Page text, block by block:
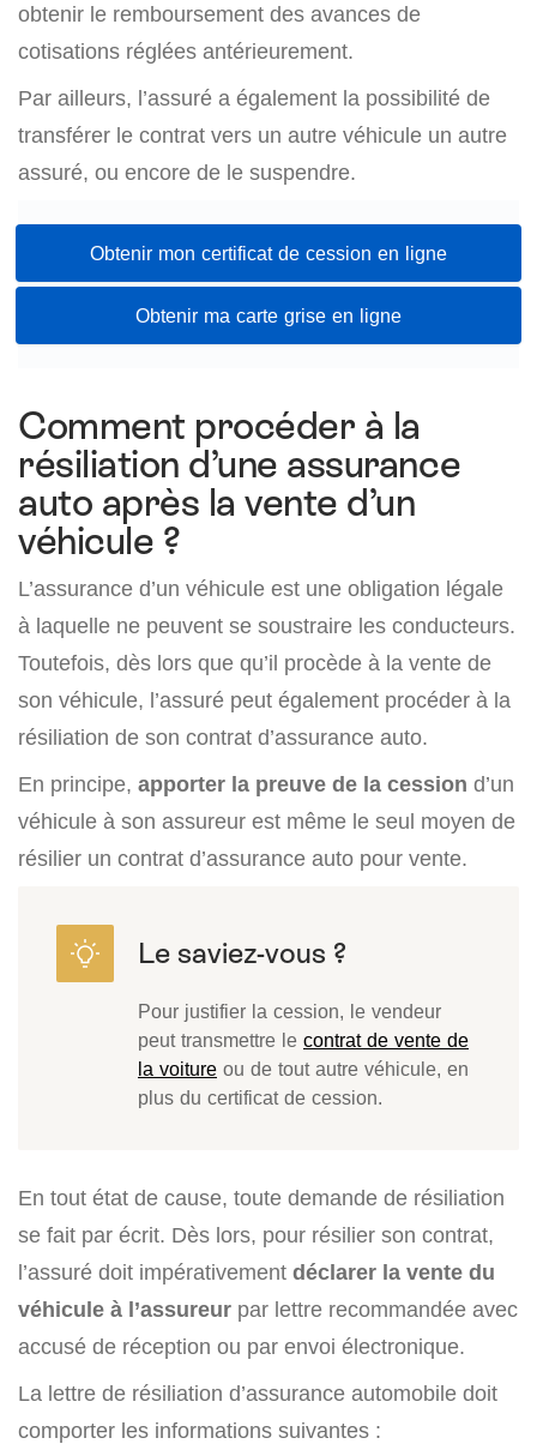
obtenir le remboursement des avances de
cotisations réglées antérieurement.
Par ailleurs, l’assuré a également la possibilité de
transférer le contrat vers un autre véhicule un autre
assuré, ou encore de le suspendre.
Obtenir mon certificat de cession en ligne
Obtenir ma carte grise en ligne
Comment procéder à la
résiliation d’une assurance
auto après la vente d’un
véhicule ?
L’assurance d’un véhicule est une obligation légale
à laquelle ne peuvent se soustraire les conducteurs.
Toutefois, dès lors que qu’il procède à la vente de
son véhicule, l’assuré peut également procéder à la
résiliation de son contrat d’assurance auto.
En principe, apporter la preuve de la cession d’un
véhicule à son assureur est même le seul moyen de
résilier un contrat d’assurance auto pour vente.
Pour justifier la cession, le vendeur
peut transmettre le contrat de vente de
la voiture ou de tout autre véhicule, en
plus du certificat de cession.
En tout état de cause, toute demande de résiliation
se fait par écrit. Dès lors, pour résilier son contrat,
l’assuré doit impérativement déclarer la vente du
véhicule à l’assureur par lettre recommandée avec
accusé de réception ou par envoi électronique.
La lettre de résiliation d’assurance automobile doit
comporter les informations suivantes :